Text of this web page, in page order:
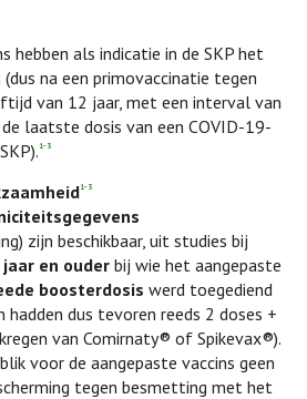
hebben als indicatie in de SKP het
na een primovaccinatie tegen
van 12 jaar, met een interval van
laatste dosis van een COVID-19-
1-3
1-3
zijn beschikbaar, uit studies bij
en ouder bij wie het aangepaste
boosterdosis werd toegediend
hadden dus tevoren reeds 2 doses +
van Comirnaty® of Spikevax®).
voor de aangepaste vaccins geen
tegen besmetting met het